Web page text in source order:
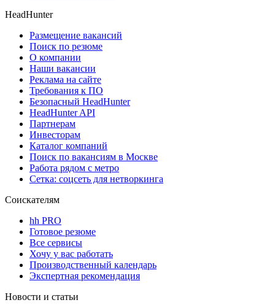
HeadHunter
Размещение вакансий
Поиск по резюме
О компании
Наши вакансии
Реклама на сайте
Требования к ПО
Безопасный HeadHunter
HeadHunter API
Партнерам
Инвесторам
Каталог компаний
Поиск по вакансиям в Москве
Работа рядом с метро
Сетка: соцсеть для нетворкинга
Соискателям
hh PRO
Готовое резюме
Все сервисы
Хочу у вас работать
Производственный календарь
Экспертная рекомендация
Новости и статьи